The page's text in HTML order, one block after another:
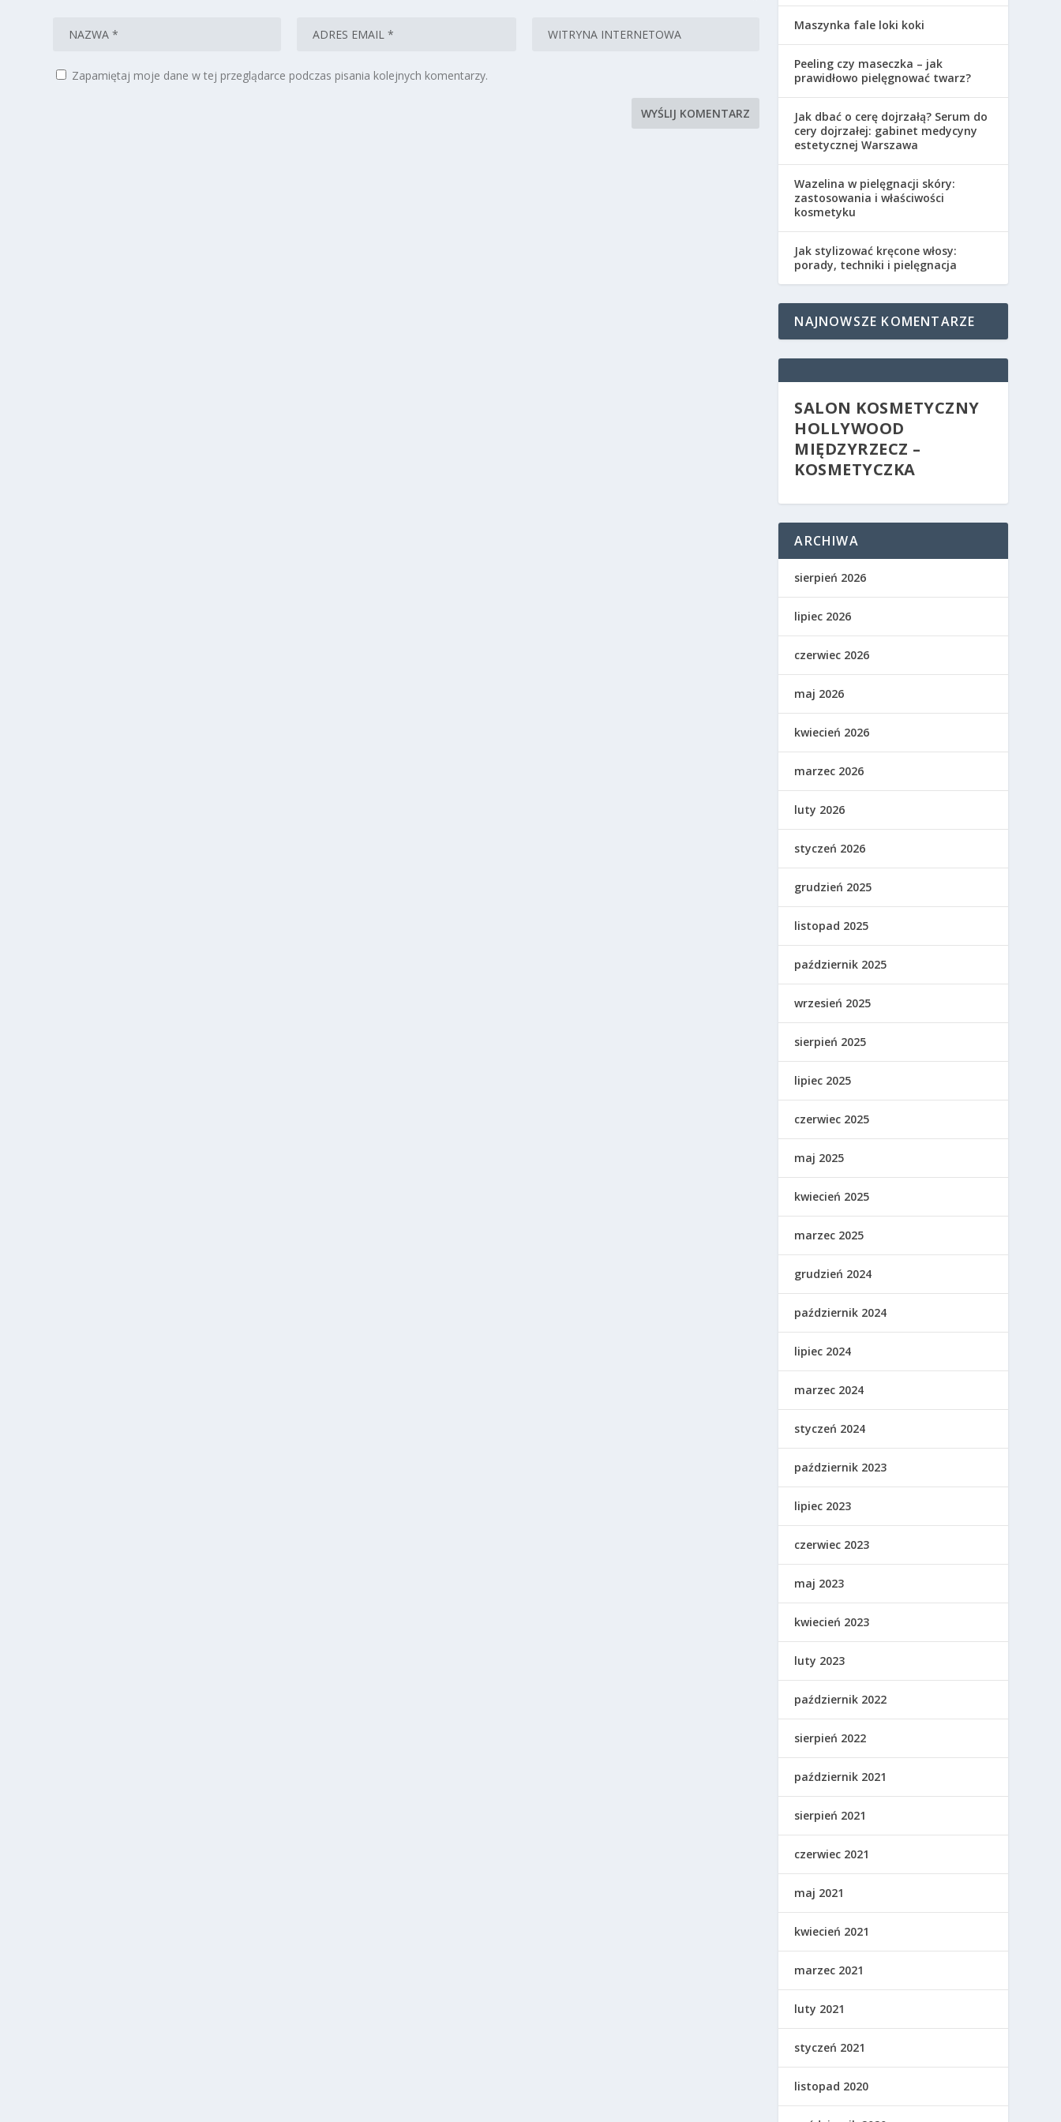
Zapamiętaj moje dane w tej przeglądarce podczas pisania kolejnych komentarzy.
Maszynka fale loki koki
Peeling czy maseczka – jak
prawidłowo pielęgnować twarz?
Jak dbać o cerę dojrzałą? Serum do
cery dojrzałej: gabinet medycyny
estetycznej Warszawa
Wazelina w pielęgnacji skóry:
zastosowania i właściwości
kosmetyku
Jak stylizować kręcone włosy:
porady, techniki i pielęgnacja
NAJNOWSZE KOMENTARZE
SALON KOSMETYCZNY
HOLLYWOOD
MIĘDZYRZECZ –
KOSMETYCZKA
ARCHIWA
sierpień 2026
lipiec 2026
czerwiec 2026
maj 2026
kwiecień 2026
marzec 2026
luty 2026
styczeń 2026
grudzień 2025
listopad 2025
październik 2025
wrzesień 2025
sierpień 2025
lipiec 2025
czerwiec 2025
maj 2025
kwiecień 2025
marzec 2025
grudzień 2024
październik 2024
lipiec 2024
marzec 2024
styczeń 2024
październik 2023
lipiec 2023
czerwiec 2023
maj 2023
kwiecień 2023
luty 2023
październik 2022
sierpień 2022
październik 2021
sierpień 2021
czerwiec 2021
maj 2021
kwiecień 2021
marzec 2021
luty 2021
styczeń 2021
listopad 2020